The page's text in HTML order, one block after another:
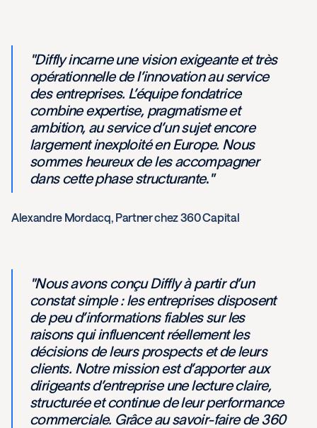
"Diffly incarne une vision exigeante et très
opérationnelle de l’innovation au service
des entreprises. L’équipe fondatrice
combine expertise, pragmatisme et
ambition, au service d’un sujet encore
largement inexploité en Europe. Nous
sommes heureux de les accompagner
dans cette phase structurante."
Alexandre Mordacq, Partner chez 360 Capital
"Nous avons conçu Diffly à partir d’un
constat simple : les entreprises disposent
de peu d’informations fiables sur les
raisons qui influencent réellement les
décisions de leurs prospects et de leurs
clients. Notre mission est d’apporter aux
dirigeants d’entreprise une lecture claire,
structurée et continue de leur performance
commerciale. Grâce au savoir-faire de 360